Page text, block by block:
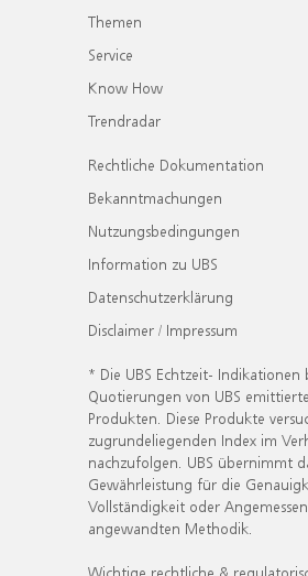
Themen
Service
Know How
Trendradar
Rechtliche Dokumentation
Bekanntmachungen
Nutzungsbedingungen
Information zu UBS
Datenschutzerklärung
Disclaimer / Impressum
* Die UBS Echtzeit- Indikationen
Quotierungen von UBS
Produkten. Diese Produkte
zugrundeliegenden Index im
nachzufolgen. UBS übernimmt
Gewährleistung für die
Vollständigkeit oder
angewandten Methodik.